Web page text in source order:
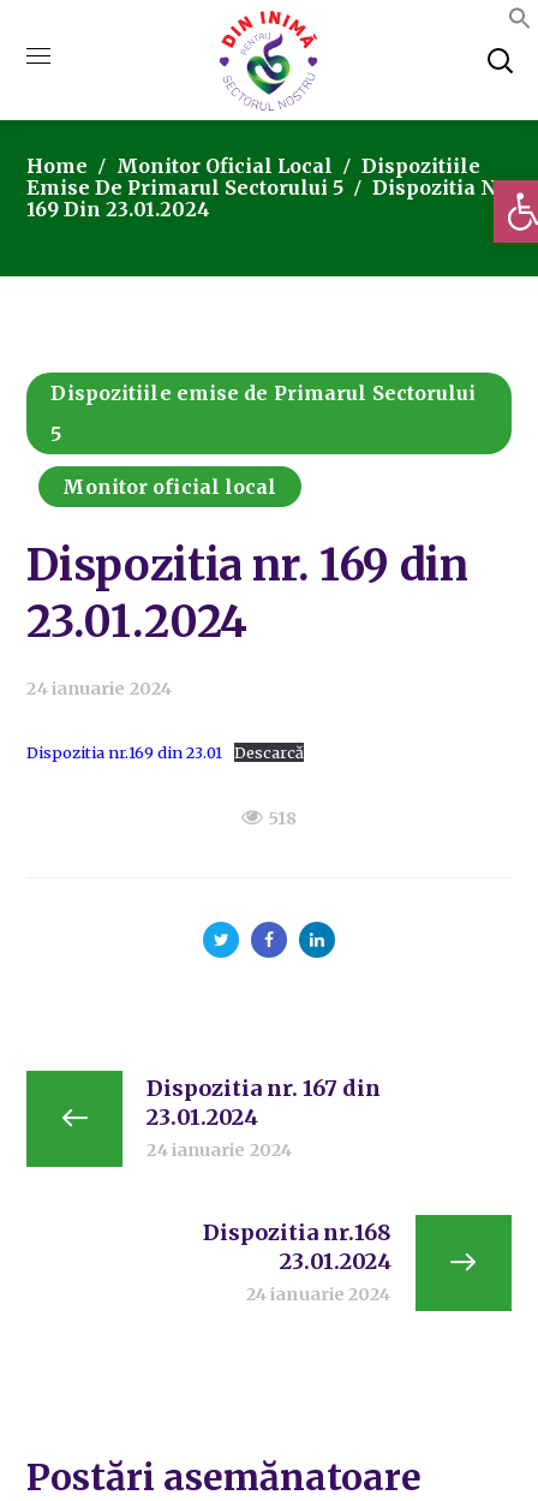
Home Monitor Oficial Local
Dispozitiile
Emise De Primarul Sectorului 5
Dispozitia Nr.
169 Din 23.01.2024
Dispozitiile emise de Primarul Sectorului
5
Monitor oficial local
Dispozitia nr. 169 din
23.01.2024
24 ianuarie 2024
Dispozitia nr.169 din 23.01 Descarcă
518
Dispozitia nr. 167 din
23.01.2024
24 ianuarie 2024
Dispozitia nr.168
23.01.2024
24 ianuarie 2024
Postări asemănatoare